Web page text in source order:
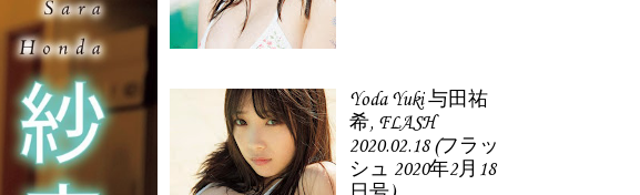
Yoda Yuki 与田祐
希, FLASH
2020.02.18 (フラッ
シュ 2020年2月18